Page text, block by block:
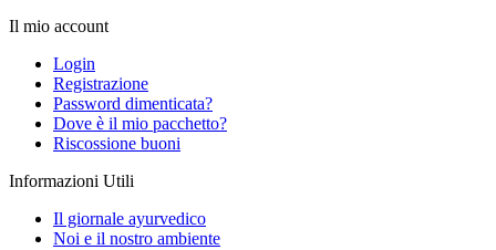
Il mio account
Login
Registrazione
Password dimenticata?
Dove è il mio pacchetto?
Riscossione buoni
Informazioni Utili
Il giornale ayurvedico
Noi e il nostro ambiente